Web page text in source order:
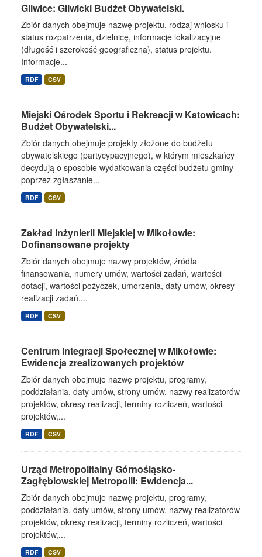
Gliwice: Gliwicki Budżet Obywatelski.
Zbiór danych obejmuje nazwę projektu, rodzaj wniosku i
status rozpatrzenia, dzielnicę, informacje lokalizacyjne
(długość i szerokość geograficzna), status projektu.
Informacje...
RDF CSV
Miejski Ośrodek Sportu i Rekreacji w Katowicach:
Budżet Obywatelski...
Zbiór danych obejmuje projekty złożone do budżetu
obywatelskiego (partycypacyjnego), w którym mieszkańcy
decydują o sposobie wydatkowania części budżetu gminy
poprzez zgłaszanie...
RDF CSV
Zakład Inżynierii Miejskiej w Mikołowie:
Dofinansowane projekty
Zbiór danych obejmuje nazwy projektów, źródła
finansowania, numery umów, wartości zadań, wartości
dotacji, wartości pożyczek, umorzenia, daty umów, okresy
realizacji zadań....
RDF CSV
Centrum Integracji Społecznej w Mikołowie:
Ewidencja zrealizowanych projektów
Zbiór danych obejmuje nazwę projektu, programy,
poddziałania, daty umów, strony umów, nazwy realizatorów
projektów, okresy realizacji, terminy rozliczeń, wartości
projektów,...
RDF CSV
Urząd Metropolitalny Górnośląsko-
Zagłębiowskiej Metropolii: Ewidencja...
Zbiór danych obejmuje nazwę projektu, programy,
poddziałania, daty umów, strony umów, nazwy realizatorów
projektów, okresy realizacji, terminy rozliczeń, wartości
projektów,...
RDF CSV